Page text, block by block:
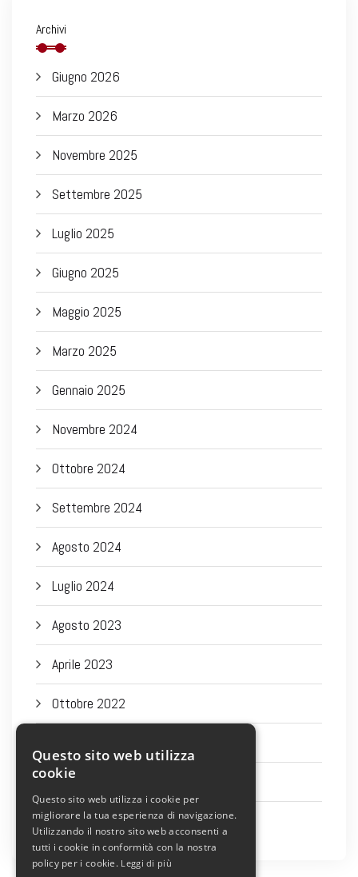
Archivi
Giugno 2026
Marzo 2026
Novembre 2025
Settembre 2025
Luglio 2025
Giugno 2025
Maggio 2025
Marzo 2025
Gennaio 2025
Novembre 2024
Ottobre 2024
Settembre 2024
Agosto 2024
Luglio 2024
Agosto 2023
Aprile 2023
Ottobre 2022
Agosto 2022
Luglio 2022
Questo sito web utilizza
cookie
Questo sito web utilizza i cookie per
migliorare la tua esperienza di navigazione.
Utilizzando il nostro sito web acconsenti a
tutti i cookie in conformità con la nostra
policy per i cookie. Leggi di più